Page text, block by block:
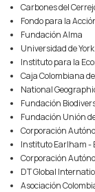
Carbones del
Fondo para la
Fundación Alma
Universidad de York
Instituto para la
Caja Colombiana
National
Fundación
Fundación Unión
Corporación
Instituto Earlham -
Corporación
DT Global
Asociación